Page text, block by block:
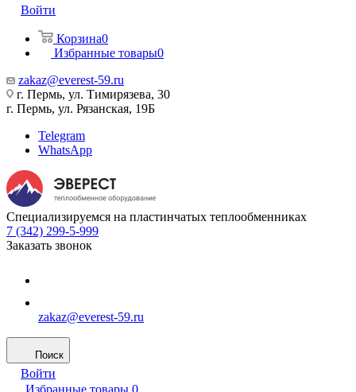
Войти
Корзина0
Избранные товары0
zakaz@everest-59.ru
г. Пермь, ул. Тимирязева, 30
г. Пермь, ул. Рязанская, 19Б
Telegram
WhatsApp
Специализируемся на пластинчатых теплообменниках
7 (342) 299-5-999
Заказать звонок
zakaz@everest-59.ru
Поиск
Войти
Избранные товары 0